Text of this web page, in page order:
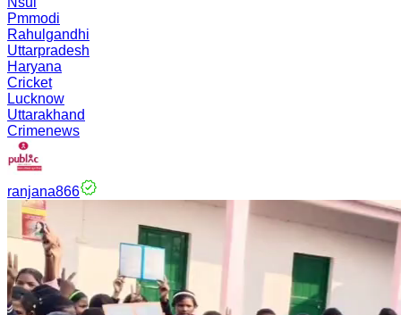
Pmmodi
Rahulgandhi
Uttarpradesh
Haryana
Cricket
Lucknow
Uttarakhand
Crimenews
ranjana866